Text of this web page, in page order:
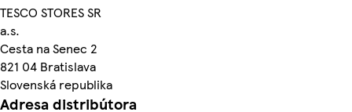
TESCO STORES SR
a.s.
Cesta na Senec 2
821 04 Bratislava
Slovenská republika
Adresa distribútora